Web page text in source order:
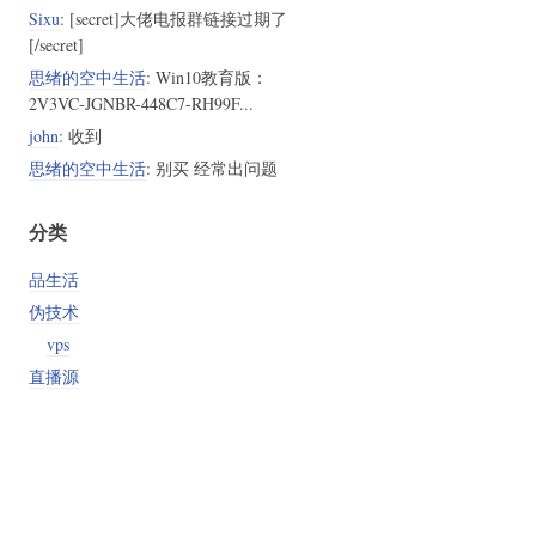
Sixu: [secret]大佬电报群链接过期了
[/secret]
思绪的空中生活: Win10教育版：
2V3VC-JGNBR-448C7-RH99F...
john: 收到
思绪的空中生活: 别买 经常出问题
分类
品生活
伪技术
vps
直播源